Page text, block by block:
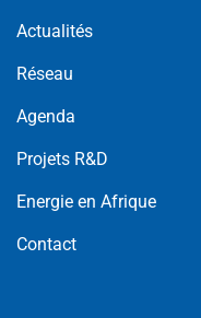
Actualités
Réseau
Agenda
Projets R&D
Energie en Afrique
Contact